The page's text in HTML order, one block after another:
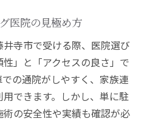
医院の見極め方
寺市で受ける際、医院選び
」と「アクセスの良さ」で
の通院がしやすく、家族連
できます。しかし、単に駐
の安全性や実績も確認が必